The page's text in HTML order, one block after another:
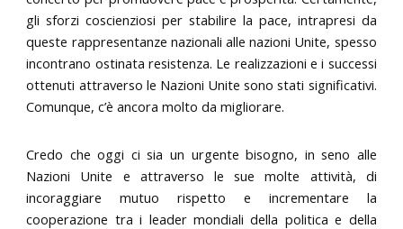
gli sforzi coscienziosi per stabilire la pace, intrapresi da
queste rappresentanze nazionali alle nazioni Unite, spesso
incontrano ostinata resistenza. Le realizzazioni e i successi
ottenuti attraverso le Nazioni Unite sono stati significativi.
Comunque, c’è ancora molto da migliorare.
Credo che oggi ci sia un urgente bisogno, in seno alle
Nazioni Unite e attraverso le sue molte attività, di
incoraggiare mutuo rispetto e incrementare la
cooperazione tra i leader mondiali della politica e della